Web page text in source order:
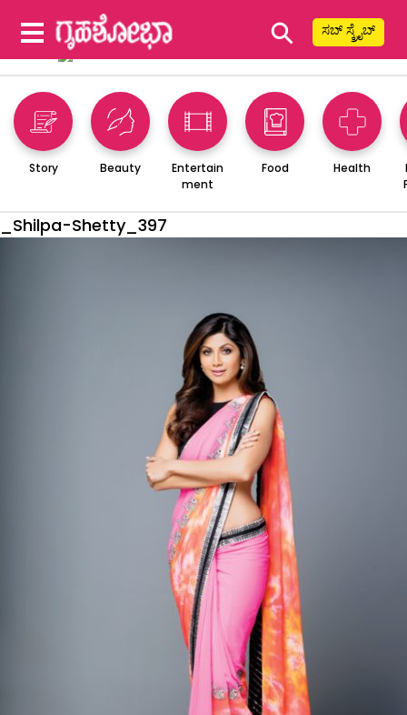
⚲ ಸಬ್ ಸ್ಕ್ರೈಬ್
Story Beauty
Entertain
ment
Food Health
_Shilpa-Shetty_397